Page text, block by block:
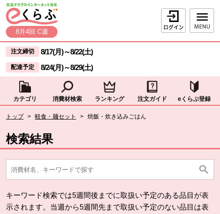
ページの先頭です。
本文へジャンプする。
8月4回 C週
ログイン
ここからサイト内共通メニューです。
サイト内共通メニューをスキップする
注文締切 8/17(月)～8/22(土)
配達予定 8/24(月)～8/29(土)
カテゴリ 消費材検索 ランキング 注文ガイド eくらぶ登録
トップ > 軽食・麺セット > 焼飯・炊き込みごはん
検索結果
キーワード検索では5週間後までに取扱い予定のある品目が表
示されます。当週から5週間先まで取扱い予定のない品目は表